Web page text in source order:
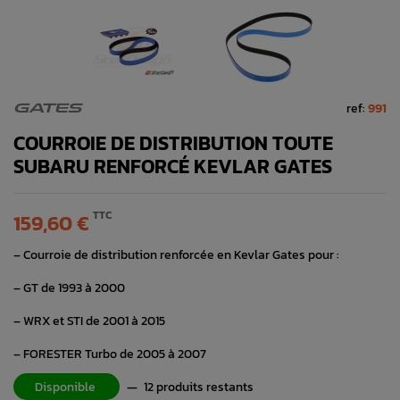
GATES ref:991
COURROIE DE DISTRIBUTION TOUTE
SUBARU RENFORCÉ KEVLAR GATES
159,60 € TTC
– Courroie de distribution renforcée en Kevlar Gates pour :
– GT de 1993 à 2000
– WRX et STI de 2001 à 2015
– FORESTER Turbo de 2005 à 2007
Disponible
— 12 produits restants